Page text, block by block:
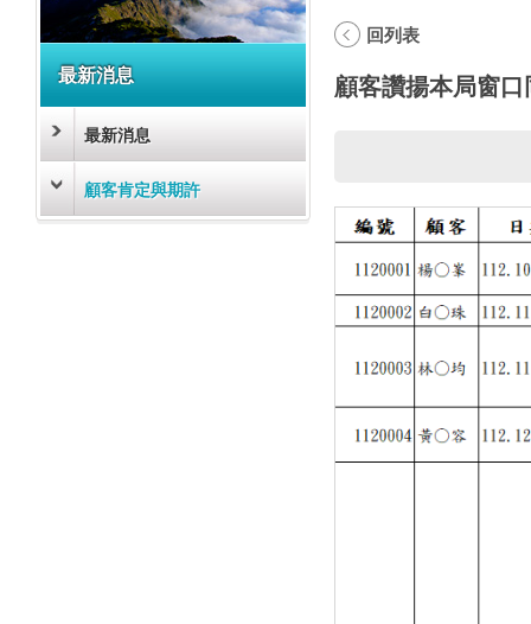
最新消息
最新消息
顧客肯定與期許
回列表
顧客讚揚本局窗